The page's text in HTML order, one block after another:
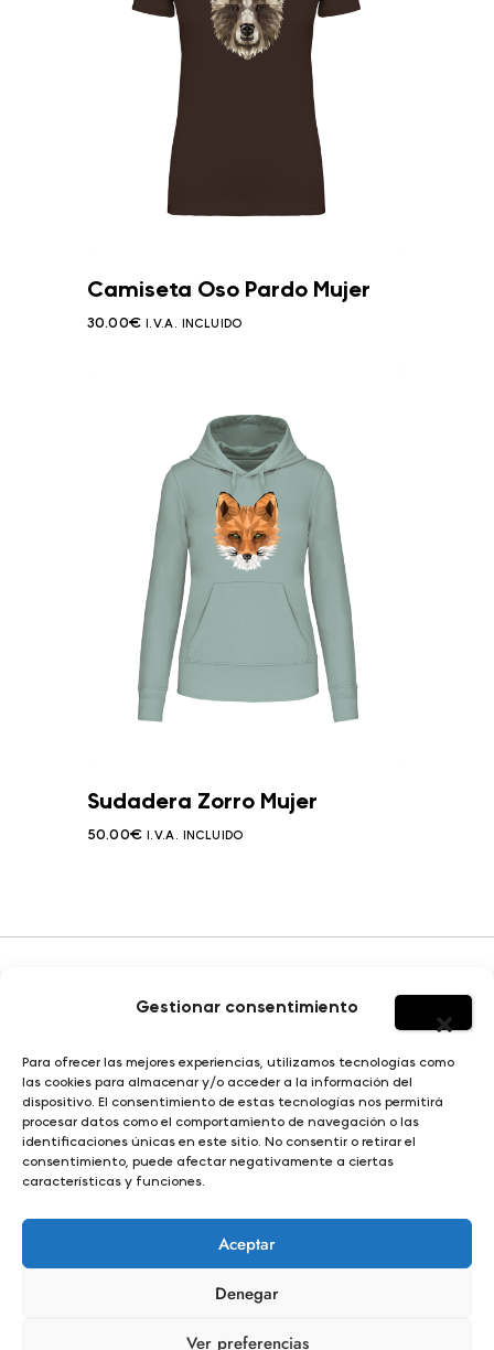
Gestionar consentimiento
Para ofrecer las mejores experiencias, utilizamos tecnologías como
las cookies para almacenar y/o acceder a la información del
dispositivo. El consentimiento de estas tecnologías nos permitirá
procesar datos como el comportamiento de navegación o las
identificaciones únicas en este sitio. No consentir o retirar el
consentimiento, puede afectar negativamente a ciertas
características y funciones.
Aceptar
Denegar
Ver preferencias
Camiseta Oso Pardo Mujer
30.00€ I.V.A. INCLUIDO
Sudadera Zorro Mujer
50.00€ I.V.A. INCLUIDO
HOMBRE
MUJER
NIÑO
SOBRE YERBAJO
DISEÑO E ILUSTRACIÓN
© Yerbajo 2024
Condiciones de compra |Aviso legal |Política de privacidad |
Política de cookies |Términos y condiciones |
Propiedad intelectual y derechos de autor